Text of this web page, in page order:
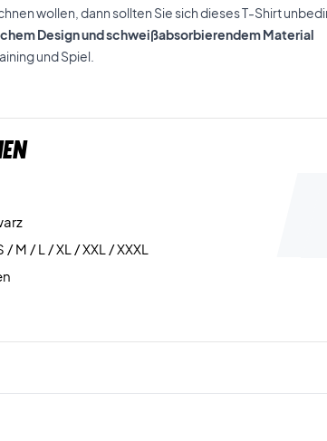
wollen, dann sollten Sie sich dieses T-Shirt
Design und schweißabsorbierendem Material
und Spiel.
/ M / L / XL / XXL / XXXL